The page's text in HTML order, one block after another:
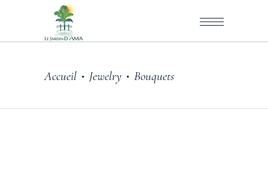
Accueil • Jewelry • Bouquets